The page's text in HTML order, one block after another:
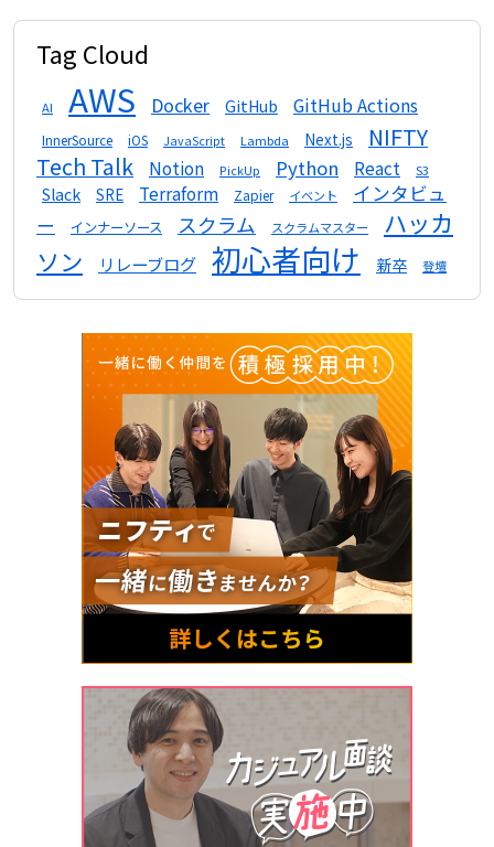
Tag Cloud
AI AWS Docker GitHub GitHub Actions
InnerSource iOS JavaScript Lambda Next.js
NIFTY
Tech Talk
Notion PickUp Python React S3
Slack SRE Terraform Zapier イベント
インタビュ
ー
インナーソース スクラム スクラムマスター
ハッカ
ソン
リレーブログ 初心者向け 新卒 登壇